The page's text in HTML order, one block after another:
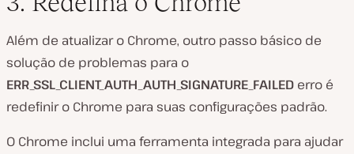
Além de atualizar o Chrome, outro passo básico de
solução de problemas para o
ERR_SSL_CLIENT_AUTH_AUTH_SIGNATURE_FAILED erro é
redefinir o Chrome para suas configurações padrão.
O Chrome inclui uma ferramenta integrada para ajudar